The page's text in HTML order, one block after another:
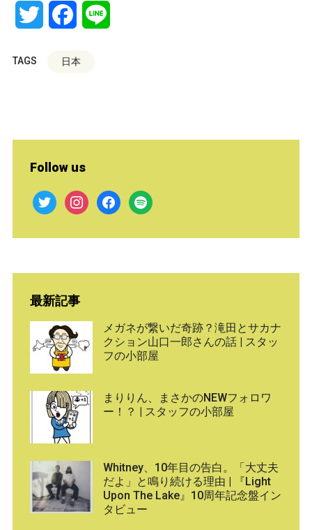
Twitter Facebook
TAGS 日本
Follow us
twitter instagramfacebook
spotify
最新記事
メガネが繋いだ奇跡？滝田とサカナ
クション山口一郎さんの話 | スタッ
フの小部屋
まりりん、まさかのNEWフォロワ
ー！？ | スタッフの小部屋
Whitney、10年目の告白。「大丈夫
だよ」と鳴り続ける理由 | 『Light
Upon The Lake』10周年記念盤イン
タビュー